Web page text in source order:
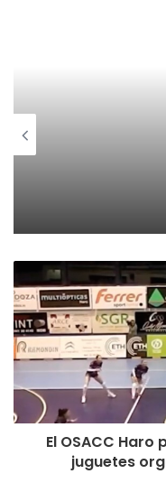
Por la mañana era
una cita a Ubis.
elegir la fecha, el lugar
portavoz popular “no
gobierno que nos ha
estos años” y es que a
amor de tanto usarlo.
El año pasado
idilio cuando
presupuestos
repentino flechazo,
El OSACC
juguetes